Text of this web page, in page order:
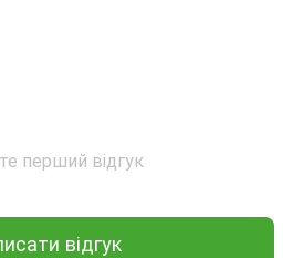
перший відгук
відгук